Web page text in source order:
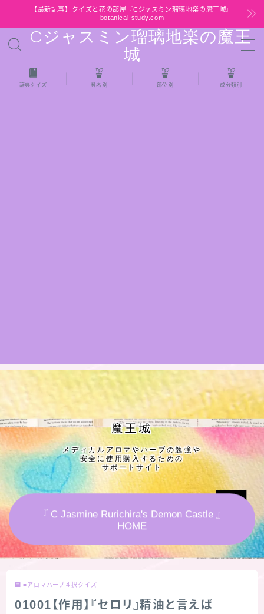
【最新記事】クイズと花の部屋『Cジャスミン瑠璃地楽の魔王城』
botanical-study.com
Cジャスミン瑠璃地楽の魔王
城
MENU
HOME
公式ウェブサイト『Botanical Study』
Cジャスミン瑠璃地楽の主な活動先リンク集
プロフィール
アロマハーブアンケート
おすすめ商品＆レビュー
★スペシャルアロマハーブ４択クイズ (kindle出
辞典クイズ 科名別 部位別 成分類別
魔王城
メディカルアロマやハーブの勉強や
安全に使用購入するための
サポートサイト
『 C Jasmine Rurichira's Demon Castle 』
HOME
■アロマハーブ４択クイズ
01001【作用】『セロリ』精油と言えば